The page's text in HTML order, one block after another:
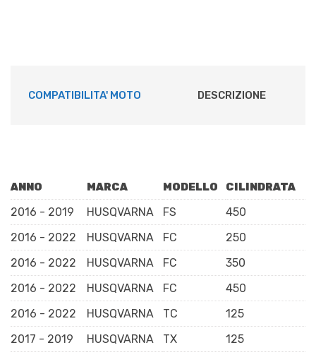
COMPATIBILITA' MOTO DESCRIZIONE
ANNO MARCA MODELLO CILINDRATA
2016 - 2019 HUSQVARNA FS
450
2016 - 2022
HUSQVARNA FC
250
2016 - 2022
HUSQVARNA FC
350
2016 - 2022
HUSQVARNA FC
450
2016 - 2022
HUSQVARNA TC
125
2017 - 2019
HUSQVARNA TX
125